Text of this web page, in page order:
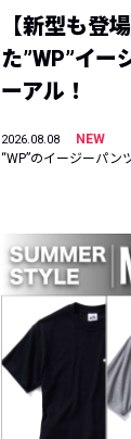
【新型も登
た”WP”イー
ーアル！
2026.08.08
NEW
“WP”のイージーパン